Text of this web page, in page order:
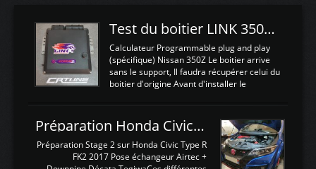
Test du boitier LINK 350Z Plugin ECU
Calculateur Programmable plug and play
(spécifique) Nissan 350Z Le boitier arrive
sans le support, Il faudra récupérer celui du
boitier d'origine Avant d'installer le
d'envoyer l'information de la large bande
dans le boitier. sydney sweeney deepfake
La sortie 0-5V de l'afr sera connectée sur
l'entrée AN Volt 8 et GndAN pour
Préparation Honda Civic Type R FK2
Préparation Stage 2 sur Honda Civic Type R
FK2 2017 Pose échangeur Airtec +